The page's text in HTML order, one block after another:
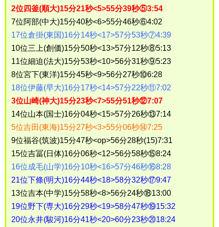
2位四釜(順大)15分21秒<5>55分39秒⑤3:54
7位阿部(中大)15分40秒<6>55分46秒⑥4:02
17位倉掛(東国)16分14秒<17>57分53秒⑦4:39
10位三上(創価)15分50秒<13>57分12秒⑧5:13
11位細迫(法大)15分53秒<10>56分31秒⑨5:23
8位宮下(東洋)15分45秒<9>56分27秒⑩6:28
18位伊藤(早大)16分17秒<14>57分22秒⑪7:02
3位山崎(神大)15分23秒<7>55分51秒⑫7:07
14位山本(国士)16分04秒<15>57分26秒⑬7:14
5位吉田(東海)15分27秒<3>55分06秒⑭7:25
9位福谷(筑波)15分47秒<op>56分28秒(15)7:31
15位吉冨(日体)16分06秒<12>56分58秒⑮8:24
16位成毛(山学)16分10秒<16>57分46秒⑯8:28
21位下條(明大)16分44秒<18>58分32秒⑰9:47
13位吉本(中学)15分58秒<8>56分24秒⑱13:00
19位野下(専大)16分29秒<19>58分47秒⑲15:32
20位永井(駿河)16分41秒<20>60分23秒⑳18:24